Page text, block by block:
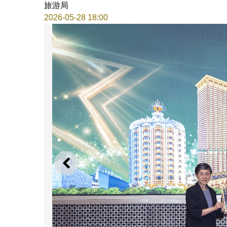
旅游局
2026-05-28 18:00
上一则